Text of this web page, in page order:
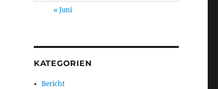
« Juni
KATEGORIEN
Bericht